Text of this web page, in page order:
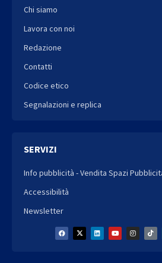
Chi siamo
Lavora con noi
Redazione
Contatti
Codice etico
Segnalazioni e replica
SERVIZI
Info pubblicità - Vendita Spazi
Accessibilità
Newsletter